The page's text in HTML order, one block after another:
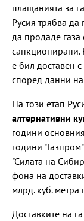
плащанията за
Русия трябва
да продаде газа
санкционирани.
е бил доставен
според данни на
На този етап
алтернативни
години
години
"Силата на
фона на
млрд. куб. метра
Доставките на